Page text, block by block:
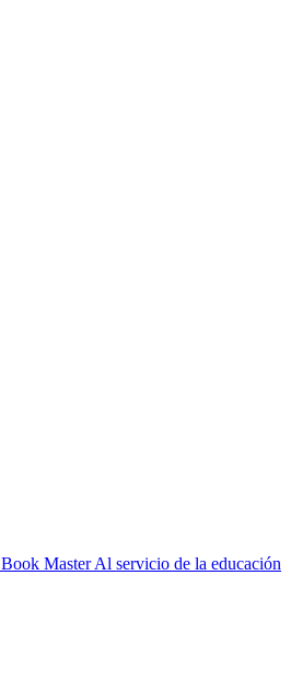
Book Master Al servicio de la educación